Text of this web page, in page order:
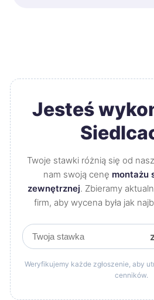
Jesteś
Twoje stawki różnią się od
nam swoją cenę montażu
zewnętrznej. Zbieramy
firm, aby wycena była jak
Weryfikujemy każde zgłoszenie, aby
cenników.